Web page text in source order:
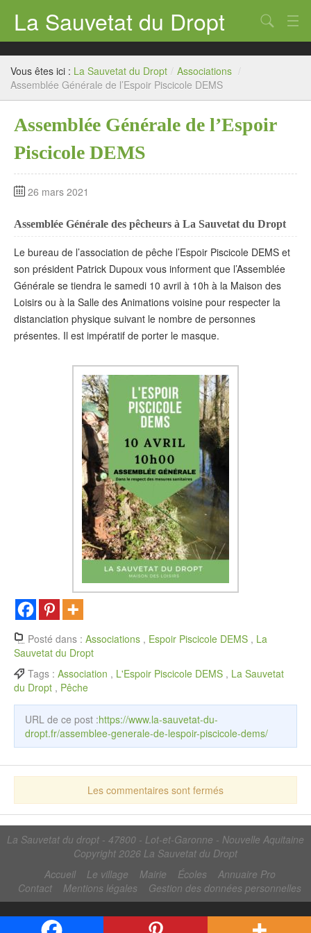
La Sauvetat du Dropt
Accueil
Mairie
Archives
Agenda 2026
Contact
Chercher
Vous êtes ici : La Sauvetat du Dropt / Associations /
Assemblée Générale de l’Espoir Piscicole DEMS
Assemblée Générale de l’Espoir
Piscicole DEMS
26 mars 2021
Assemblée Générale des pêcheurs à La Sauvetat du Dropt
Le bureau de l’association de pêche l’Espoir Piscicole DEMS et
son président Patrick Dupoux vous informent que l’Assemblée
Générale se tiendra le samedi 10 avril à 10h à la Maison des
Loisirs ou à la Salle des Animations voisine pour respecter la
distanciation physique suivant le nombre de personnes
présentes. Il est impératif de porter le masque.
Posté dans : Associations , Espoir Piscicole DEMS , La
Sauvetat du Dropt
Tags : Association , L'Espoir Piscicole DEMS , La Sauvetat
du Dropt , Pêche
URL de ce post :https://www.la-sauvetat-du-
dropt.fr/assemblee-generale-de-lespoir-piscicole-dems/
Les commentaires sont fermés
La Sauvetat du dropt - 47800 - Lot-et-Garonne - Nouvelle Aquitaine
Copyright 2026 La Sauvetat du Dropt
Accueil
Le village Mairie Écoles
Annuaire Pro
Contact
Mentions légales Gestion des données personnelles